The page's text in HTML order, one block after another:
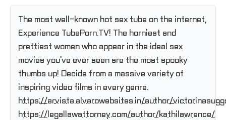
The most well-known hot sex tube on the internet,
Experience TubePorn.TV! The horniest and
prettiest women who appear in the ideal sex
movies you've ever seen are the most spooky
thumbs up! Decide from a massive variety of
inspiring video films in every genre.
https://arvista.alvarowebsites.in/author/
https://legallawattorney.com/author/kathilawrence/